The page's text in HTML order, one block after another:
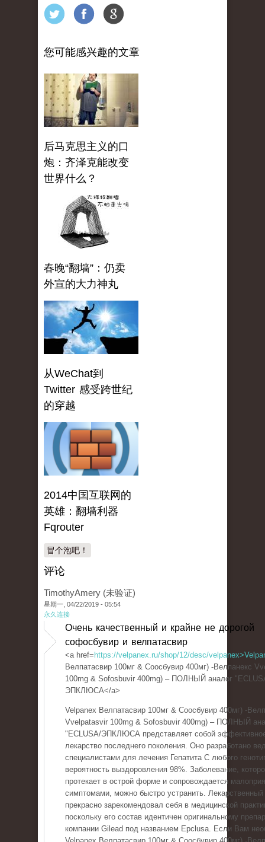
您可能感兴趣的文章
后马克思主义的口
炮：齐泽克能改变
世界什么？
春晚“翻墙”：仍卖
外宣的大力神丸
从WeChat到
Twitter 感受跨世纪
的穿越
2014中国互联网的
英雄：翻墙利器
Fqrouter
冒个泡吧！
评论
TimothyAmery (未验证)
星期一, 04/22/2019 - 05:54
永久连接
Очень качественный и крайне не дорогой
софосбувир и велпатасвир
<a href= https://velpanex.ru/shop/12/desc/
Велпатасвир 100мг & Соосбувир 400мг) -Велпанекс
100mg & Sofosbuvir 400mg) – ПОЛНЫЙ аналог
ЭПКЛЮСА</a>
Velpanex Велпатасвир 100мг & Соосбувир 400мг) -
Vvelpatasvir 100mg & Sofosbuvir 400mg) – ПОЛНЫЙ
"ECLUSA/ЭПКЛЮСА представляет собой
лекарство последнего поколения. Оно разработано
специалистами для лечения Гепатита С любого
вероятность выздоровления 98%. Заболевание,
протекает в острой форме и сопровождается
симптомами, можно быстро устранить. Лекарственный
прекрасно зарекомендовал себя в медицинской
поскольку его состав идентичен оригинальному
компании Gilead под названием Epclusa. Если Вам